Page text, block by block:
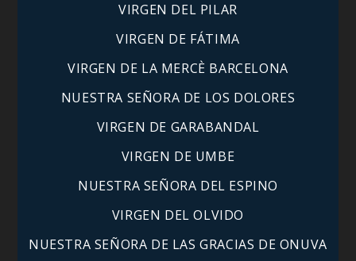
VIRGEN DEL PILAR
VIRGEN DE FÁTIMA
VIRGEN DE LA MERCÈ BARCELONA
NUESTRA SEÑORA DE LOS DOLORES
VIRGEN DE GARABANDAL
VIRGEN DE UMBE
NUESTRA SEÑORA DEL ESPINO
VIRGEN DEL OLVIDO
NUESTRA SEÑORA DE LAS GRACIAS DE ONUVA